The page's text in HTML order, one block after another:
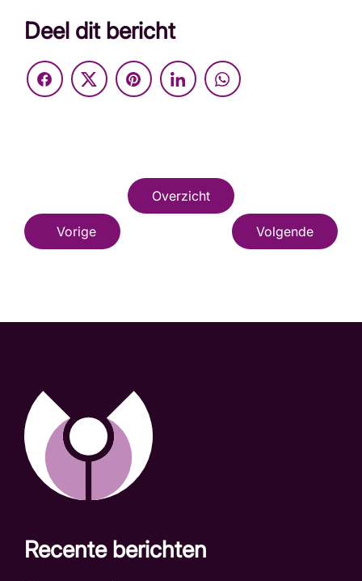
Deel dit bericht
Overzicht
Vorige Volgende
Recente berichten